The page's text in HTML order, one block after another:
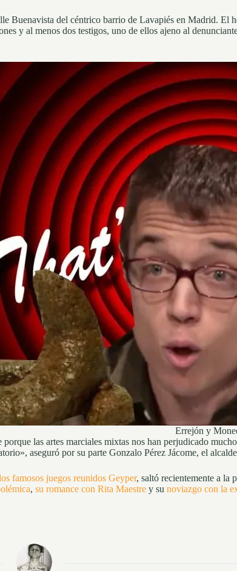
Buenavista del céntrico barrio de Lavapiés en Madrid. El
y al menos dos testigos, uno de ellos ajeno al
Errejón y
porque las artes marciales mixtas nos han perjudicado
aseguró por su parte Gonzalo Pérez Jácome, el
famosos juegos reunidos Geyper, saltó recientemente a la
, su romance con Rita Maestre y su noviazgo con la